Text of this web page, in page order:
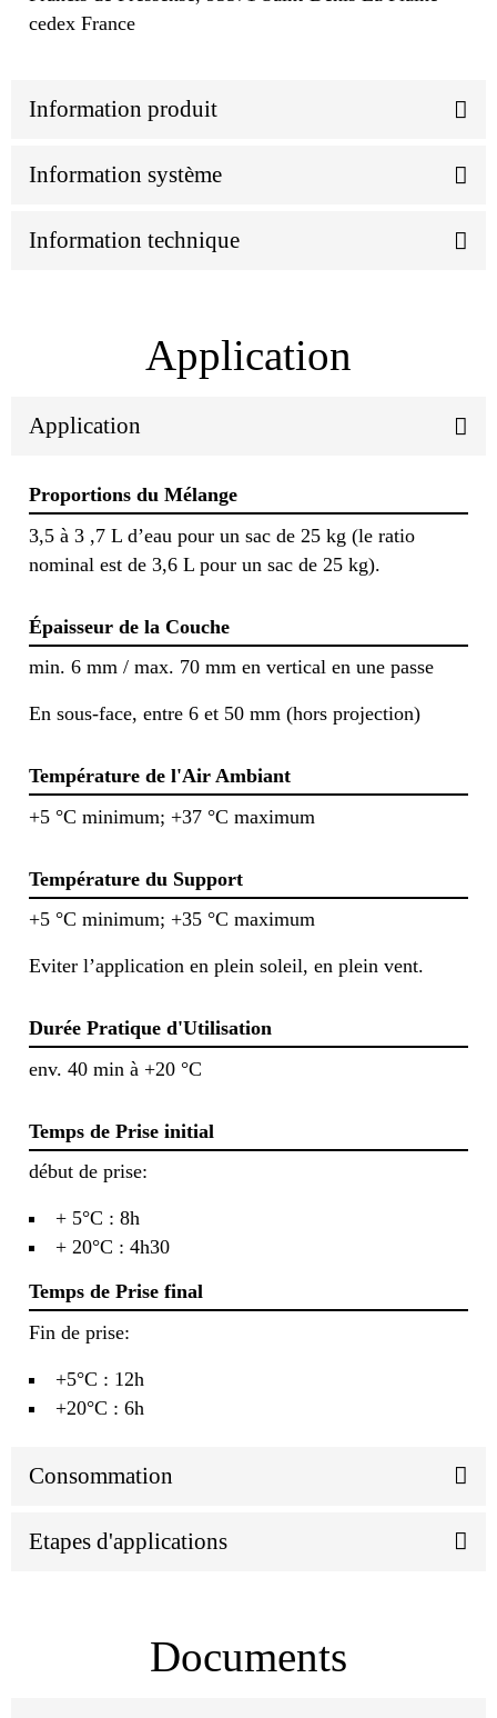
cedex France
Information produit
Information système
Information technique
Application
Application
Proportions du Mélange
3,5 à 3 ,7 L d’eau pour un sac de 25 kg (le ratio
nominal est de 3,6 L pour un sac de 25 kg).
Épaisseur de la Couche
min. 6 mm / max. 70 mm en vertical en une passe
En sous-face, entre 6 et 50 mm (hors projection)
Température de l'Air Ambiant
+5 °C minimum; +37 °C maximum
Température du Support
+5 °C minimum; +35 °C maximum
Eviter l’application en plein soleil, en plein vent.
Durée Pratique d'Utilisation
env. 40 min à +20 °C
Temps de Prise initial
début de prise:
+ 5°C : 8h
+ 20°C : 4h30
Temps de Prise final
Fin de prise:
+5°C : 12h
+20°C : 6h
Consommation
Etapes d'applications
Documents